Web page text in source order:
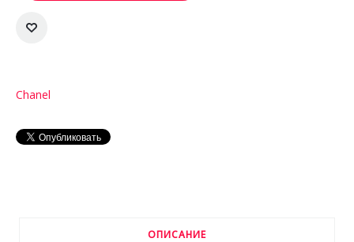
Chanel
ОПИСАНИЕ